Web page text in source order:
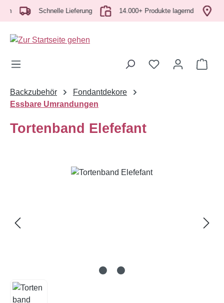
Zum Hauptinhalt springen
Schnelle Lieferung 14.000+ Produkte lagernd
Backzubehör
Fondantdekore
Essbare Umrandungen
Tortenband Elefefant
Bildergalerie überspringen